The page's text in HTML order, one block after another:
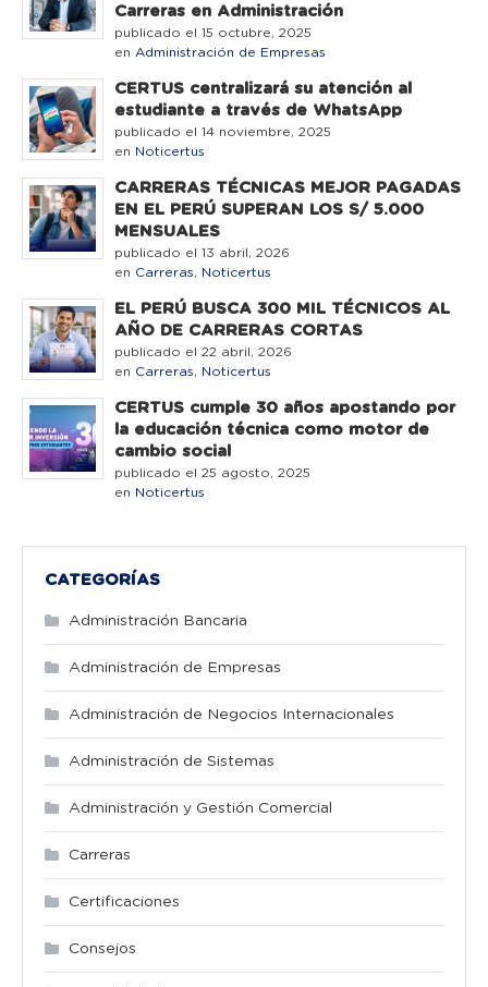
Carreras en Administración
publicado el 15 octubre, 2025
en Administración de Empresas
CERTUS centralizará su atención al
estudiante a través de WhatsApp
publicado el 14 noviembre, 2025
en Noticertus
CARRERAS TÉCNICAS MEJOR PAGADAS
EN EL PERÚ SUPERAN LOS S/ 5.000
MENSUALES
publicado el 13 abril, 2026
en Carreras, Noticertus
EL PERÚ BUSCA 300 MIL TÉCNICOS AL
AÑO DE CARRERAS CORTAS
publicado el 22 abril, 2026
en Carreras, Noticertus
CERTUS cumple 30 años apostando por
la educación técnica como motor de
cambio social
publicado el 25 agosto, 2025
en Noticertus
CATEGORÍAS
Administración Bancaria
Administración de Empresas
Administración de Negocios Internacionales
Administración de Sistemas
Administración y Gestión Comercial
Carreras
Certificaciones
Consejos